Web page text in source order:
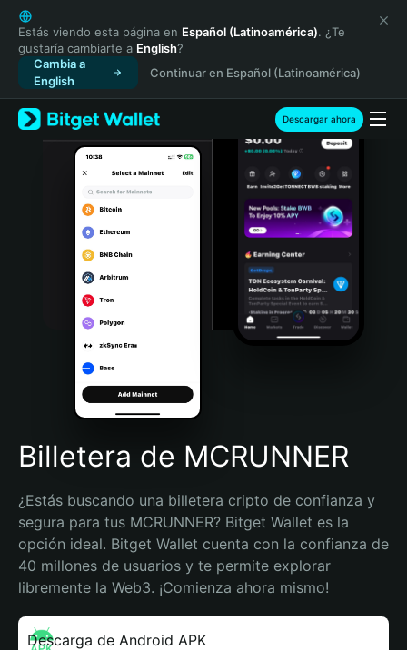
English
日本語
Tiếng Việt
Русский
Español (Latinoamérica)
Türkçe
Italiano
Português (Portugal)
Bahasa Indonesia
Português (Brasil)
Español (Argentina)
Estás viendo esta página en Español (Latinoamérica). ¿Te
gustaría cambiarte a English?
Cambia a
English
Continuar en Español (Latinoamérica)
Descargar ahora
Billetera de MCRUNNER
¿Estás buscando una billetera cripto de confianza y
segura para tus MCRUNNER? Bitget Wallet es la
opción ideal. Bitget Wallet cuenta con la confianza de
40 millones de usuarios y te permite explorar
libremente la Web3. ¡Comienza ahora mismo!
Descarga de Android APK